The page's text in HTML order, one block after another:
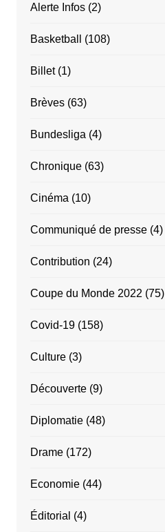
Alerte Infos(2)
Basketball (108)
Billet(1)
Brèves(63)
Bundesliga (4)
Chronique(63)
Cinéma (10)
Communiqué de presse(4)
Contribution (24)
Coupe du Monde 2022 (75)
Covid-19(158)
Culture(3)
Découverte(9)
Diplomatie(48)
Drame(172)
Economie(44)
Éditorial (4)